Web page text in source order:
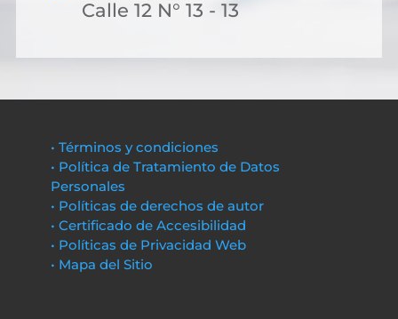
Calle 12 N° 13 - 13
• Términos y condiciones
• Política de Tratamiento de Datos
Personales
• Políticas de derechos de autor
• Certificado de Accesibilidad
• Políticas de Privacidad Web
• Mapa del Sitio